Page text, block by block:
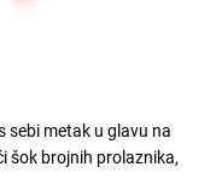
sebi metak u glavu na
šok brojnih prolaznika,